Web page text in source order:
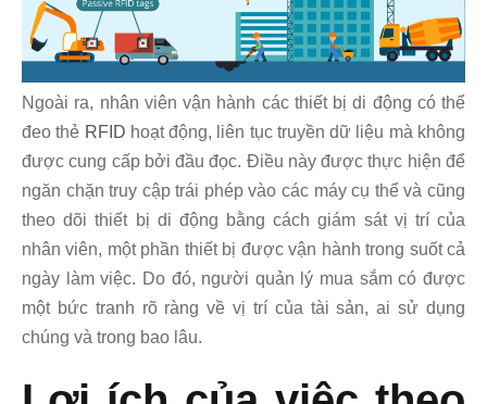
Ngoài ra, nhân viên vận hành các thiết bị di động có thể
đeo thẻ RFID hoạt động, liên tục truyền dữ liệu mà không
được cung cấp bởi đầu đọc. Điều này được thực hiện để
ngăn chặn truy cập trái phép vào các máy cụ thể và cũng
theo dõi thiết bị di động bằng cách giám sát vị trí của
nhân viên, một phần thiết bị được vận hành trong suốt cả
ngày làm việc. Do đó, người quản lý mua sắm có được
một bức tranh rõ ràng về vị trí của tài sản, ai sử dụng
chúng và trong bao lâu.